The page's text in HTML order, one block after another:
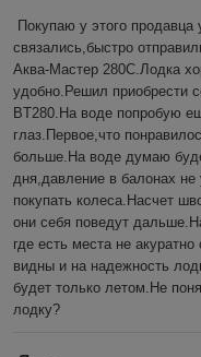
Покупаю у этого
связались,быстро
Аква-Мастер 280С.Лодка
удобно.Решил приобрести
BT280.На воде попробую
глаз.Первое,что
больше.На воде думаю
дня,давление в балонах
покупать колеса.Насчет
они себя поведут
где есть места не
видны и на надежность
будет только летом.Не
лодку?